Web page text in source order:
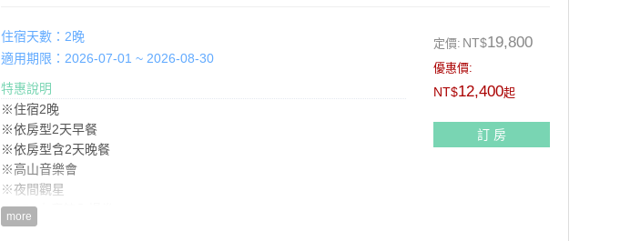
住宿天數：2晚
適用期限：2026-07-01 ~ 2026-08-30
特惠說明
※住宿2晚
※依房型2天早餐
※依房型含2天晚餐
※高山音樂會
※夜間觀星
※SPA水療館入場券
※好禮贈一：1天午餐(如有加人，用餐享9折+10%)
more
定價: NT$19,800
優惠價:
NT$12,400起
訂 房